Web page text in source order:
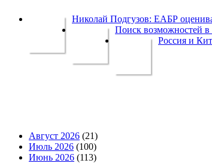
Николай Подгузов: ЕАБР
Поиск возможностей в
Россия и
Август 2026 (21)
Июль 2026 (100)
Июнь 2026 (113)